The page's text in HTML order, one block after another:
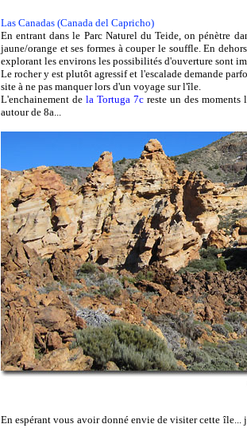
Las Canadas (Canada del Capricho)
En entrant dans le Parc Naturel du Teide, on pénètre
jaune/orange et ses formes à couper le souffle. En
explorant les environs les possibilités d'ouverture sont
Le rocher y est plutôt agressif et l'escalade demande
site à ne pas manquer lors d'un voyage sur l'île.
L'enchainement de la Tortuga 7c reste un des
autour de 8a...
En espérant vous avoir donné envie de visiter cette